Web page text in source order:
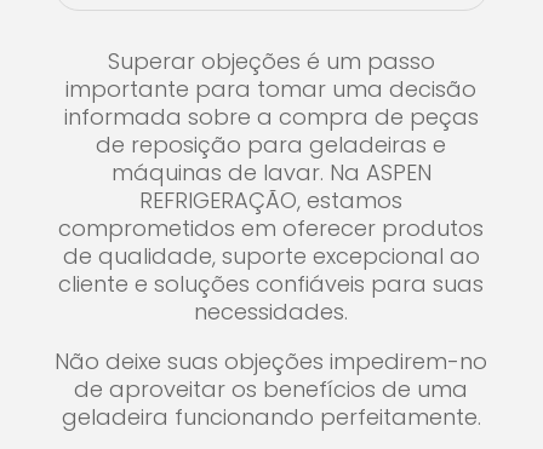
Superar objeções é um passo
importante para tomar uma decisão
informada sobre a compra de peças
de reposição para geladeiras e
máquinas de lavar. Na ASPEN
REFRIGERAÇÃO, estamos
comprometidos em oferecer produtos
de qualidade, suporte excepcional ao
cliente e soluções confiáveis para suas
necessidades.
Não deixe suas objeções impedirem-no
de aproveitar os benefícios de uma
geladeira funcionando perfeitamente.